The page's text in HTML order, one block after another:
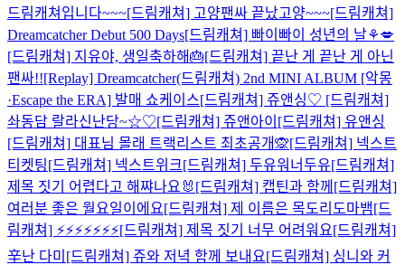
드림캐쳐입니다~~~[드림캐쳐] 고양팬싸 끝났고양~~~[드림캐쳐]
Dreamcatcher Debut 500 Days[드림캐쳐] 빠이빠이 성년의 날⚘💋
[드림캐쳐] 지유야, 생일축하해🎂[드림캐쳐] 끝난 게 끝난 게 아닌
팬싸!![Replay] Dreamcatcher(드림캐쳐) 2nd MINI ALBUM [악몽
·Escape the ERA] 발매 쇼케이스[드림캐쳐] 쥬앤싱♡ [드림캐쳐]
솨동담 랄라신난당~☆♡[드림캐쳐] 쥬앤아이 [드림캐쳐] 유앤싱
[드림캐쳐] 대표님 몰래 트랙리스트 최초공개🙊[드림캐쳐] 넥스트
티켓팅[드림캐쳐] 넥스트위크[드림캐쳐] 두유워너두유[드림캐쳐]
제목 짓기 어렵다고 해쨔나요🐰 [드림캐쳐] 캡틴과 함께 [드림캐쳐]
여러분 좋은 월요일이에요[드림캐쳐] 제 이름은 목도리도마뱀[드
림캐쳐] ⚡⚡⚡⚡⚡⚡⚡[드림캐쳐] 제목 짓기 너무 어려워요[드림캐쳐]
辛난 다미 [드림캐쳐] 쥬와 저녁 함께 보내요[드림캐쳐] 싱니와 커